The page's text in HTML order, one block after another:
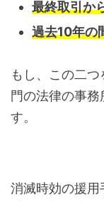
最終取引か
過去10年の
もし、この二
門の法律の事
す。
消滅時効の援